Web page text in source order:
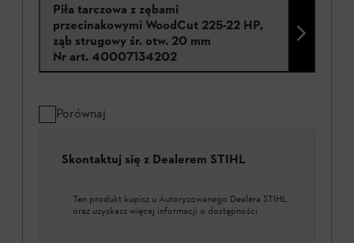
Piła tarczowa z zębami
przecinakowymi WoodCut 225-22 HP,
ząb strugowy śr. otw. 20 mm
Nr art. 40007134202
Porównaj
Skontaktuj się z Dealerem STIHL
Ten produkt kupisz u Autoryzowanego Dealera STIHL
oraz uzyskasz więcej informacji o dostępności